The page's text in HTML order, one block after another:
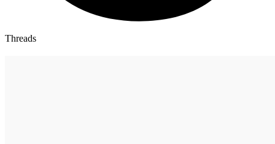
Threads